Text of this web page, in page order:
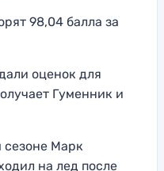
98,04 балла за
оценок для
Гуменник и
сезоне Марк
на лед после